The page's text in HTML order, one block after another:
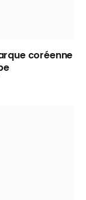
coréenne